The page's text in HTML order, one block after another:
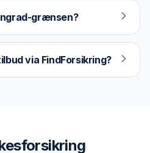
grænsen?
via FindForsikring?